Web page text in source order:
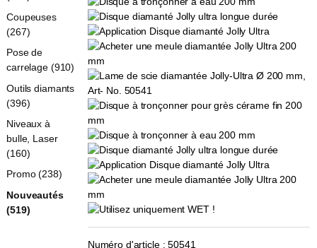
Numéro d'article : 50541
Coupeuses
(267)
Pose de
carrelage (910)
Outils diamants
(396)
Niveaux à
bulle, Laser
(160)
Promo (238)
Nouveautés
(519)